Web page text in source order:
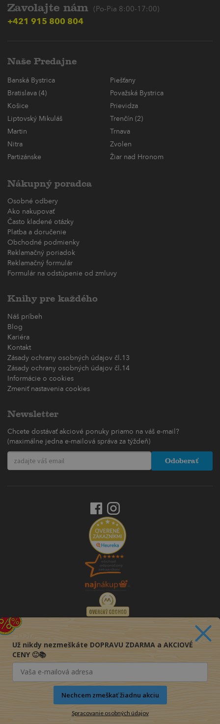
Zavolajte nám (Po-Pia 8:00-17:00)
+421 915 800 804
Naše Predajne
Banská Bystrica
Piešťany
Bratislava (4)
Považská Bystrica
Košice
Prievidza
Liptovský Mikuláš
Trenčín (2)
Martin
Trnava
Nitra
Zvolen
Partizánske
Žiar nad Hronom
Nákupný poradca
Osobné odbery
Ako nakupovať
Často kladené otázky
Platba a doručenie
Obchodné podmienky
Reklamačný poriadok
Reklamačný formulár
Formulár na odstúpenie od zmluvy
Knihy pre každého
Náš príbeh
Blog
Kariéra
Kontakt
Zásady ochrany osobných údajov čl.13
Zásady ochrany osobných údajov čl.14
Informácie o cookies
Zmeniť nastavenia cookies
Newsletter
Chcete dostávať akciové ponuky priamo na váš e-mail?
(maximálne jedna e-mailová správa za týždeň)
Odoberať
Už nikdy nezmeškáte DOPRAVU ZDARMA a AKCIOVÉ
CENY 🙂📚
Nechcem zmeškať žiadnu akciu
Spracovanie osobných údajov